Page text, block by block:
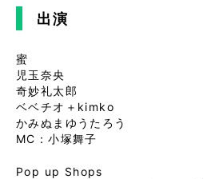
出演
蜜
児玉奈央
奇妙礼太郎
ベベチオ＋kimko
かみぬまゆうたろう
MC：小塚舞子
Pop up Shops